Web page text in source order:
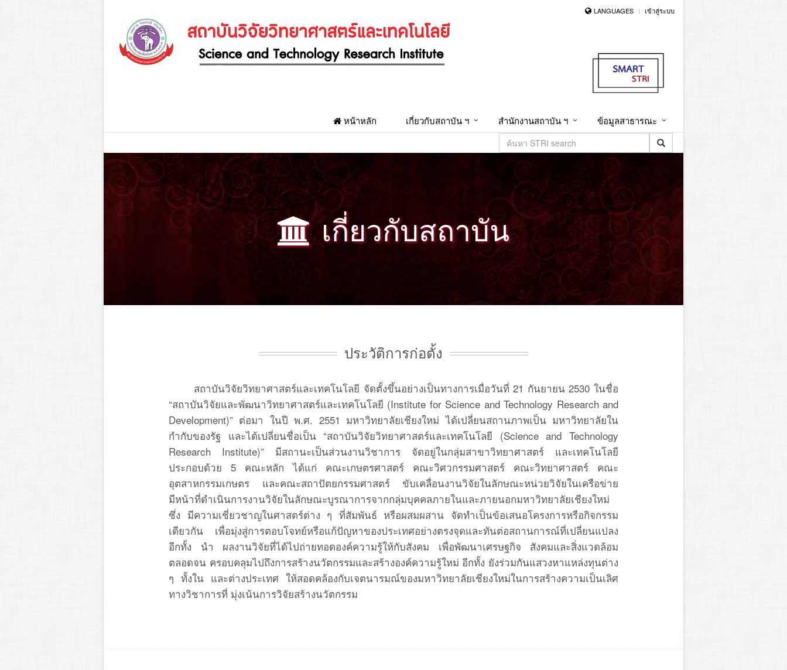
LANGUAGES เข้าสู่ระบบ
หน้าหลัก เกี่ยวกับสถาบัน ฯ สำนักงานสถาบัน ฯ ข้อมูลสาธารณะ
เกี่ยวกับสถาบัน
ประวัติการก่อตั้ง
สถาบันวิจัยวิทยาศาสตร์และเทคโนโลยี จัดตั้งขึ้นอย่างเป็นทางการเมื่อวันที่ 21 กันยายน 2530 ในชื่อ
“สถาบันวิจัยและพัฒนาวิทยาศาสตร์และเทคโนโลยี (Institute for Science and Technology Research and
Development)” ต่อมา ในปี พ.ศ. 2551 มหาวิทยาลัยเชียงใหม่ ได้เปลี่ยนสถานภาพเป็น มหาวิทยาลัยใน
กำกับของรัฐ และได้เปลี่ยนชื่อเป็น “สถาบันวิจัยวิทยาศาสตร์และเทคโนโลยี (Science and Technology
Research Institute)” มีสถานะเป็นส่วนงานวิชาการ จัดอยู่ในกลุ่มสาขาวิทยาศาสตร์ และเทคโนโลยี
ประกอบด้วย 5 คณะหลัก ได้แก่ คณะเกษตรศาสตร์ คณะวิศวกรรมศาสตร์ คณะวิทยาศาสตร์ คณะ
อุตสาหกรรมเกษตร และคณะสถาปัตยกรรมศาสตร์ ขับเคลื่อนงานวิจัยในลักษณะหน่วยวิจัยในเครือข่าย
มีหน้าที่ดำเนินการงานวิจัยในลักษณะบูรณาการจากกลุ่มบุคคลภายในและภายนอกมหาวิทยาลัยเชียงใหม่
ซึ่ง มีความเชี่ยวชาญในศาสตร์ต่าง ๆ ที่สัมพันธ์ หรือผสมผสาน จัดทำเป็นข้อเสนอโครงการหรือกิจกรรม
เดียวกัน เพื่อมุ่งสู่การตอบโจทย์หรือแก้ปัญหาของประเทศอย่างตรงจุดและทันต่อสถานการณ์ที่เปลี่ยนแปลง
อีกทั้ง นำ ผลงานวิจัยที่ได้ไปถ่ายทอดองค์ความรู้ให้กับสังคม เพื่อพัฒนาเศรษฐกิจ สังคมและสิ่งแวดล้อม
ตลอดจน ครอบคลุมไปถึงการสร้างนวัตกรรมและสร้างองค์ความรู้ใหม่ อีกทั้ง ยังร่วมกันแสวงหาแหล่งทุนต่าง
ๆ ทั้งใน และต่างประเทศ ให้สอดคล้องกับเจตนารมณ์ของมหาวิทยาลัยเชียงใหม่ในการสร้างความเป็นเลิศ
ทางวิชาการที่ มุ่งเน้นการวิจัยสร้างนวัตกรรม